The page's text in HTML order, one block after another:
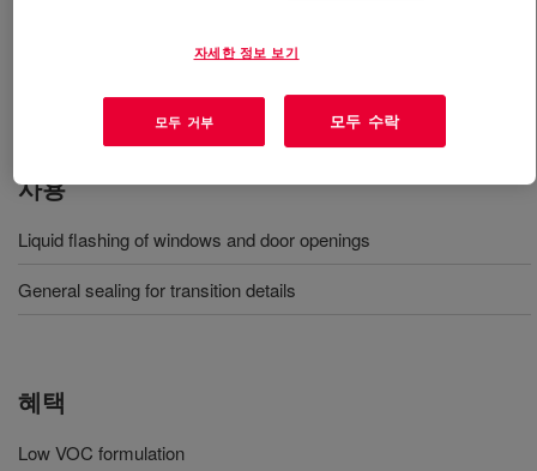
flashing material that can be roller or brush applied to
openings and other building transitions.
사용
Liquid flashing of windows and door openings
General sealing for transition details
혜택
Low VOC formulation
자세한 정보 보기
모두 거부 모두 수락